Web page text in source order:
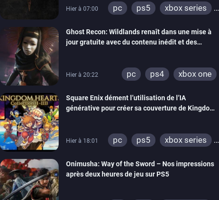
Hier à 07:00 pc ps5
xbox series
xbox one
nintendo 64
Ghost Recon: Wildlands renaît dans une mise à
jour gratuite avec du contenu inédit et des
Hier à 20:22 pc ps4 xbox one
Square Enix dément l’utilisation de l’IA
générative pour créer sa couverture de Kingdom
Hier à 18:01 pc ps5
xbox series
Onimusha: Way of the Sword – Nos impressions
après deux heures de jeu sur PS5